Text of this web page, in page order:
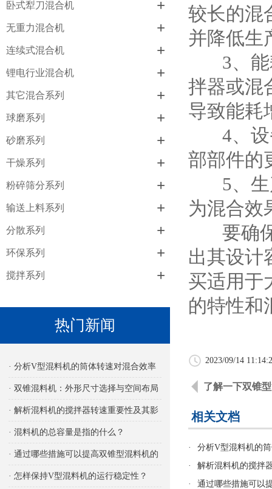
卧式犁刀混合机 +
无重力混合机 +
连续式混合机 +
锂电行业混合机 +
其它混合系列 +
球磨系列 +
砂磨系列 +
干燥系列 +
粉碎筛分系列 +
输送上料系列 +
分散系列 +
环保系列 +
搅拌系列 +
热门新闻
· 分析V型混料机的筒体转速对混合效率
的影响
· 双锥混料机：外形尺寸选择与空间布局
考量
· 解析混料机的搅拌器转速重要性及其影
响
· 混料机的总容量是指的什么？
· 通过哪些措施可以提高双锥型混料机的
生产能力
· 怎样保持V型混料机的运行稳定性？
较长的混
并降低生
3、能
拌器或混
导致能耗
4、设
部部件的
5、生
为混合效
要确保
出其设计
买适用于
的特性和
2023/09/14
了解一下双锥
相关文档
·
分析V型混料机的
·
解析混料机的搅拌
·
通过哪些措施可以